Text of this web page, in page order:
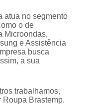
Refrigerador
Assistencia Tecnica
Electrolux
Tecnica
Maquina Secadora de
Tecnica
atua no segmento
o de
Microondas,
e Assistência
busca
a sua
trabalhamos,
Brastemp.